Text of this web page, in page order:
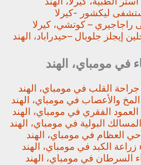
ليكشور -كيرلا
– كوتشي، كيرلا
إيجلز جلوبال –حيدراباد، الهند
في مومباي، الهند
القلب في مومباي، الهند
والأعصاب في مومباي، الهند
الفقري في مومباي، الهند
البولية في مومباي، الهند
العظام في مومباي، الهند
الكبد في مومباي، الهند
السرطان في مومباي، الهند